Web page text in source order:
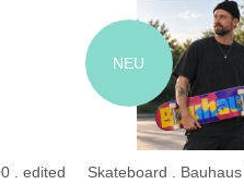
. edited
NEU
Skateboard . Bauhaus